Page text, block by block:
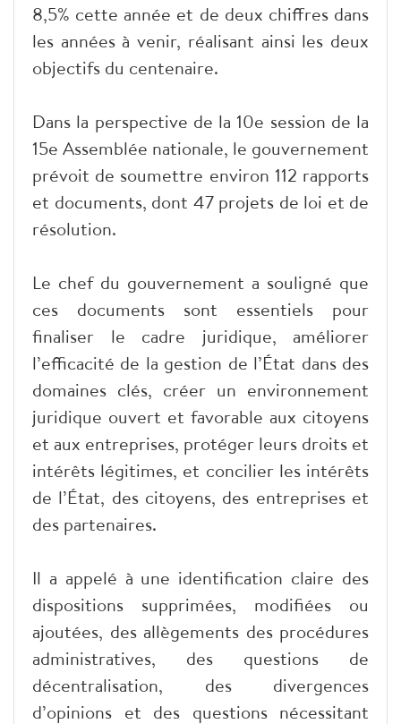
8,5% cette année et de deux chiffres dans
les années à venir, réalisant ainsi les deux
objectifs du centenaire.
Dans la perspective de la 10e session de la
15e Assemblée nationale, le gouvernement
prévoit de soumettre environ 112 rapports
et documents, dont 47 projets de loi et de
résolution.
Le chef du gouvernement a souligné que
ces documents sont essentiels pour
finaliser le cadre juridique, améliorer
l’efficacité de la gestion de l’État dans des
domaines clés, créer un environnement
juridique ouvert et favorable aux citoyens
et aux entreprises, protéger leurs droits et
intérêts légitimes, et concilier les intérêts
de l’État, des citoyens, des entreprises et
des partenaires.
Il a appelé à une identification claire des
dispositions supprimées, modifiées ou
ajoutées, des allègements des procédures
administratives, des questions de
décentralisation, des divergences
d’opinions et des questions nécessitant